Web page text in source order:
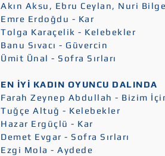
Akın Aksu, Ebru Ceylan, Nuri
Emre Erdoğdu - Kar
Tolga Karaçelik - Kelebekler
Banu Sıvacı - Güvercin
Ümit Ünal - Sofra Sırları
EN İYİ KADIN OYUNCU DALINDA
Farah Zeynep Abdullah - Bizim
Tuğçe Altuğ - Kelebekler
Hazar Ergüçlü - Kar
Demet Evgar - Sofra Sırları
Ezgi Mola - Aydede